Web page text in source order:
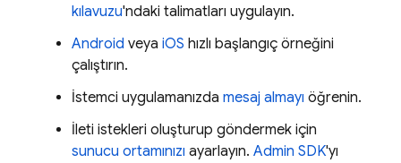
kılavuzu'ndaki talimatları uygulayın.
Android veya iOS hızlı başlangıç örneğini
çalıştırın.
İstemci uygulamanızda mesaj almayı öğrenin.
İleti istekleri oluşturup göndermek için
sunucu ortamınızı ayarlayın. Admin SDK'yı